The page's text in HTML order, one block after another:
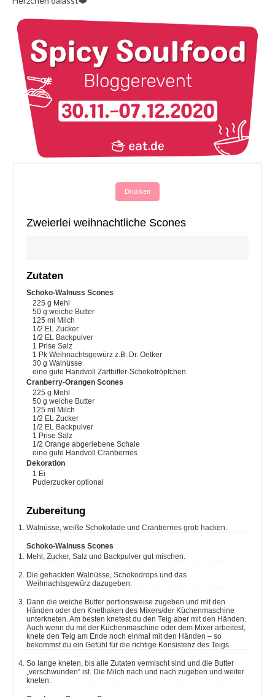
Drucken
Zweierlei weihnachtliche Scones
Zutaten
Schoko-Walnuss Scones
225 g Mehl
50 g weiche Butter
125 ml Milch
1/2 EL Zucker
1/2 EL Backpulver
1 Prise Salz
1 Pk Weihnachtsgewürz z.B. Dr. Oetker
30 g Walnüsse
eine gute Handvoll Zartbitter-Schokotröpfchen
Cranberry-Orangen Scones
225 g Mehl
50 g weiche Butter
125 ml Milch
1/2 EL Zucker
1/2 EL Backpulver
1 Prise Salz
1/2 Orange abgeriebene Schale
eine gute Handvoll Cranberries
Dekoration
1 Ei
Puderzucker optional
Zubereitung
Walnüsse, weiße Schokolade und Cranberries grob hacken.
Schoko-Walnuss Scones
Mehl, Zucker, Salz und Backpulver gut mischen.
Die gehackten Walnüsse, Schokodrops und das
Weihnachtsgewürz dazugeben.
Dann die weiche Butter portionsweise zugeben und mit den
Händen oder den Knethaken des Mixers/der Küchenmaschine
unterkneten. Am besten knetest du den Teig aber mit den Händen.
Auch wenn du mit der Küchenmaschine oder dem Mixer arbeitest,
knete den Teig am Ende noch einmal mit den Händen – so
bekommst du ein Gefühl für die richtige Konsistenz des Teigs.
So lange kneten, bis alle Zutaten vermischt sind und die Butter
„verschwunden“ ist. Die Milch nach und nach zugeben und weiter
kneten.